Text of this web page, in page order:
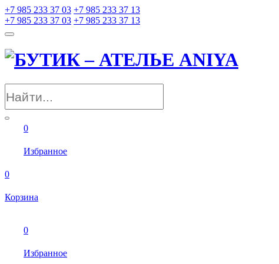
+7 985 233 37 03 +7 985 233 37 13
+7 985 233 37 03 +7 985 233 37 13
0
Избранное
0
Корзина
0
Избранное